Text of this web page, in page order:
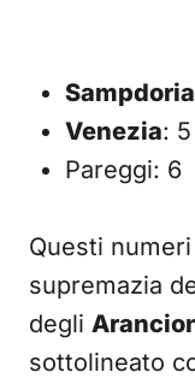
Sampdoria
Venezia:
Pareggi: 6
Questi
supremazia
degli
sottolineato